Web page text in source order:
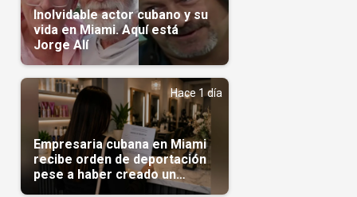
Inolvidable actor cubano y su
vida en Miami. Aquí está
Jorge Alí
Hace 1 día
Empresaria cubana en Miami
recibe orden de deportación
pese a haber creado un